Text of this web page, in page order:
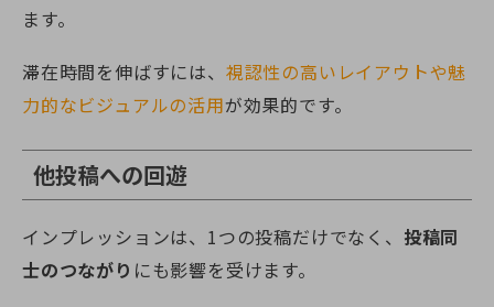
ます。
滞在時間を伸ばすには、 視認性の高いレイアウトや魅
力的なビジュアルの活用が効果的です。
他投稿への回遊
インプレッションは、1つの投稿だけでなく、 投稿同
士のつながり にも影響を受けます。